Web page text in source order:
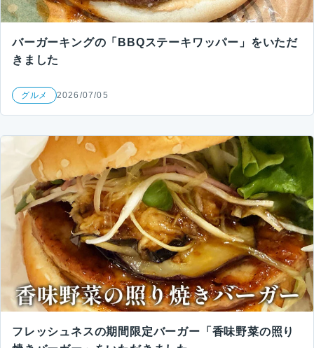
バーガーキングの「BBQステーキワッパー」をいただ
きました
グルメ 2026/07/05
フレッシュネスの期間限定バーガー「香味野菜の照り